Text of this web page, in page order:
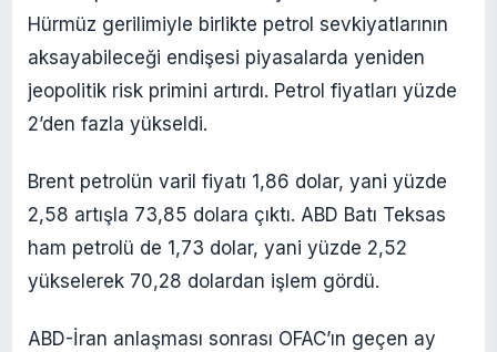
Hürmüz gerilimiyle birlikte petrol sevkiyatlarının
aksayabileceği endişesi piyasalarda yeniden
jeopolitik risk primini artırdı. Petrol fiyatları yüzde
2’den fazla yükseldi.
Brent petrolün varil fiyatı 1,86 dolar, yani yüzde
2,58 artışla 73,85 dolara çıktı. ABD Batı Teksas
ham petrolü de 1,73 dolar, yani yüzde 2,52
yükselerek 70,28 dolardan işlem gördü.
ABD-İran anlaşması sonrası OFAC’ın geçen ay